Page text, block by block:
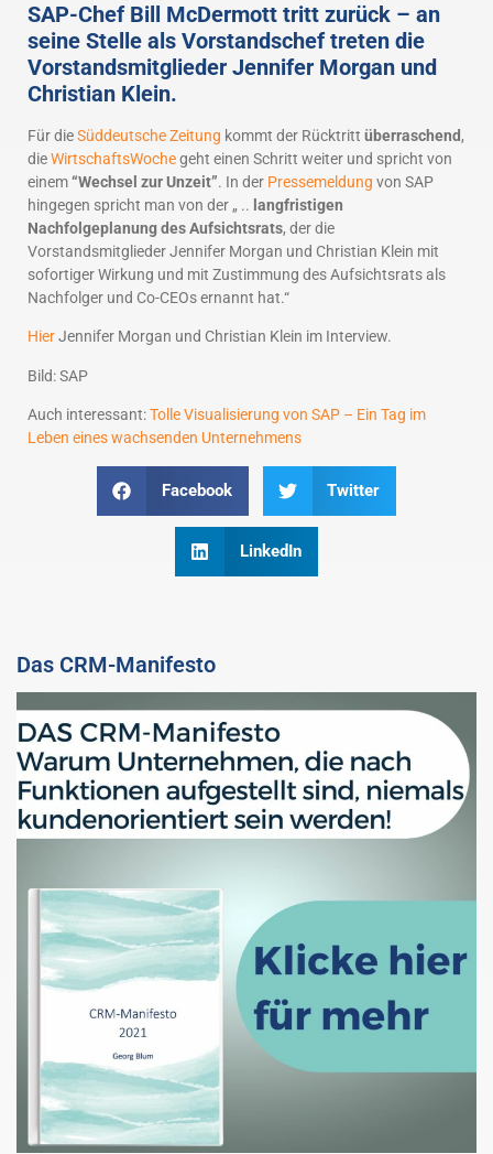
SAP-Chef Bill McDermott tritt zurück – an
seine Stelle als Vorstandschef treten die
Vorstandsmitglieder Jennifer Morgan und
Christian Klein.
Für dieSüddeutsche Zeitung kommt der Rücktritt überraschend ,
dieWirtschaftsWochegeht einen Schritt weiter und spricht von
einem“Wechsel zur Unzeit”. In der Pressemeldung von SAP
hingegen spricht man von der „ .. langfristigen
Nachfolgeplanung des Aufsichtsrats, der die
Vorstandsmitglieder Jennifer Morgan und Christian Klein mit
sofortiger Wirkung und mit Zustimmung des Aufsichtsrats als
Nachfolger und Co-CEOs ernannt hat.“
HierJennifer Morgan und Christian Klein im Interview.
Bild: SAP
Auch interessant:Tolle Visualisierung von SAP – Ein Tag im
Leben eines wachsenden Unternehmens
Facebook Twitter
LinkedIn
Das CRM-Manifesto